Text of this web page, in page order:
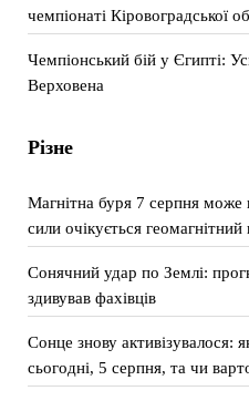
чемпіонаті Кіровоградської
Чемпіонський бій у Єгипті:
Верховена
Різне
Магнітна буря 7 серпня може
сили очікується
Сонячний удар по Землі:
здивував фахівців
Сонце знову активізувалося:
сьогодні, 5 серпня, та чи